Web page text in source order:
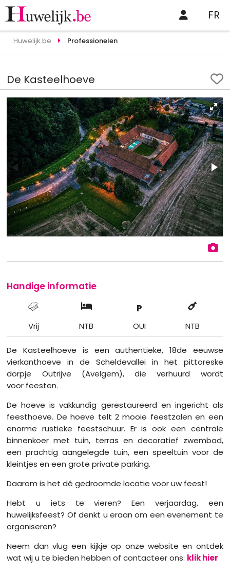
FR
Huwelijk.be Professionelen
De Kasteelhoeve
Handige informatie
Vrij NTB
P
OUI NTB
De Kasteelhoeve is een authentieke, 18de eeuwse
vierkanthoeve in de Scheldevallei in het pittoreske
dorpje Outrijve (Avelgem), die verhuurd wordt
voor feesten.
De hoeve is vakkundig gerestaureerd en ingericht als
feesthoeve. De hoeve telt 2 mooie feestzalen en een
enorme rustieke feestschuur. Er is ook een centrale
binnenkoer met tuin, terras en decoratief zwembad,
een prachtig aangelegde tuin, een speeltuin voor de
kleintjes en een grote private parking.
Daarom is het dé gedroomde locatie voor uw feest!
Hebt u iets te vieren? Een verjaardag, een
huwelijksfeest? Of denkt u eraan om een evenement te
organiseren?
Neem dan vlug een kijkje op onze website en ontdek
wat wij u te bieden hebben of contacteer ons: klik hier